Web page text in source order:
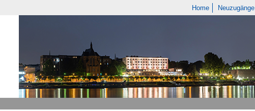
Home Neuzugänge